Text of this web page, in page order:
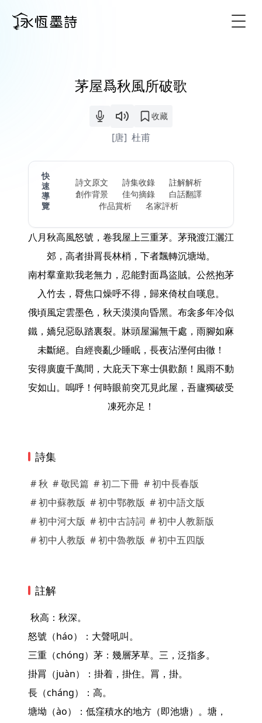
茅屋爲秋風所破歌
收藏
[唐] 杜甫
快
速
導
覽
詩文原文 詩集收錄
註解解析
創作背景
佳句摘錄
白話翻譯
作品賞析
名家評析
八月秋高風怒號，卷我屋上三重茅。茅飛渡江灑江
郊，高者掛罥長林梢，下者飄轉沉塘坳。
南村羣童欺我老無力，忍能對面爲盜賊。公然抱茅
入竹去，脣焦口燥呼不得，歸來倚杖自嘆息。
俄頃風定雲墨色，秋天漠漠向昏黑。布衾多年冷似
鐵，嬌兒惡臥踏裏裂。牀頭屋漏無干處，雨腳如麻
未斷絕。自經喪亂少睡眠，長夜沾溼何由徹！
安得廣廈千萬間，大庇天下寒士俱歡顏！風雨不動
安如山。嗚呼！何時眼前突兀見此屋，吾廬獨破受
凍死亦足！
詩集
# 秋 # 敬民篇 # 初二下冊 # 初中長春版
# 初中蘇教版 # 初中鄂教版 # 初中語文版
# 初中河大版 # 初中古詩詞 # 初中人教新版
# 初中人教版 # 初中魯教版 # 初中五四版
註解
怒號（háo）：大聲吼叫。
三重（chóng）茅：幾層茅草。三，泛指多。
掛罥（juàn）：掛着，掛住。罥，掛。
長（cháng）：高。
塘坳（ào）：低窪積水的地方（即池塘）。塘，